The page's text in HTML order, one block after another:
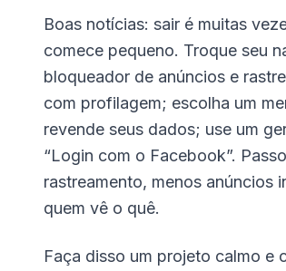
Boas notícias: sair é muitas
comece pequeno. Troque seu
bloqueador de anúncios e
com profilagem; escolha um
revende seus dados; use um
“Login com o Facebook”.
rastreamento, menos anúncios
quem vê o quê.
Faça disso um projeto calmo e